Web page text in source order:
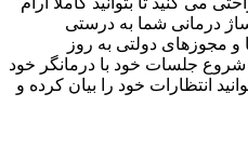
درمانی شما به درستی
و مجوزهای دولتی به روز
جلسات خود با درمانگر خود
انتظارات خود را بیان کرده و